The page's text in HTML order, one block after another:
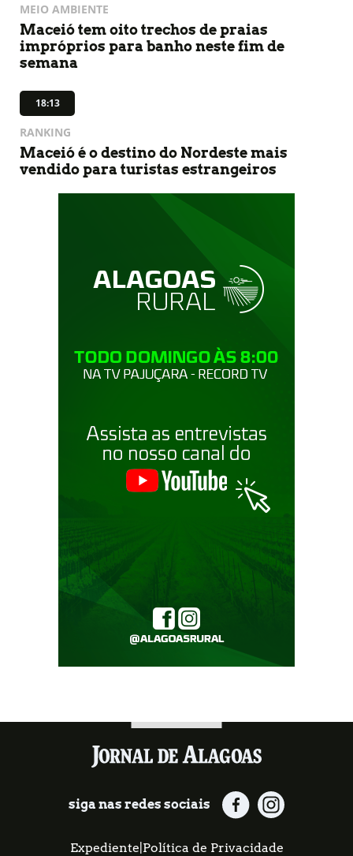
MEIO AMBIENTE
Maceió tem oito trechos de praias
impróprios para banho neste fim de
semana
18:13
RANKING
Maceió é o destino do Nordeste mais
vendido para turistas estrangeiros
siga nas redes sociais
Expediente Política de Privacidade